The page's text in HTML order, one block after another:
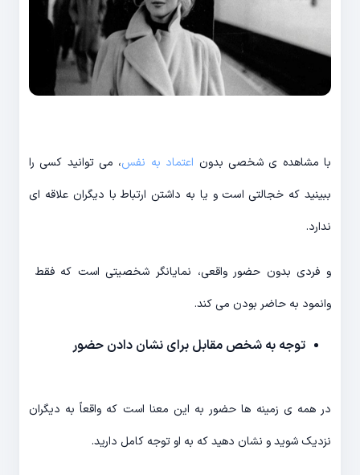
با مشاهده ی شخصی بدون اعتماد به نفس، می توانید کسی را
ببینید که خجالتی است و یا به داشتن ارتباط با دیگران علاقه ای
ندارد.
و فردی بدون حضور واقعی، نمایانگر شخصیتی است که فقط
وانمود به حاضر بودن می کند.
توجه به شخص مقابل برای نشان دادن حضور
در همه ی زمینه ها حضور به این معنا است که واقعاً به دیگران
نزدیک شوید و نشان دهید که به او توجه کامل دارید.